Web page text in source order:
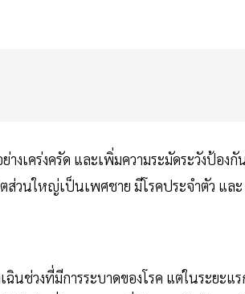
งเคร่งครัด และเพิ่มความระมัดระวังป้องกั
ส่วนใหญ่เป็นเพศชาย มีโรคประจำตัว และ
ช่วงที่มีการระบาดของโรค แต่ในระยะแ